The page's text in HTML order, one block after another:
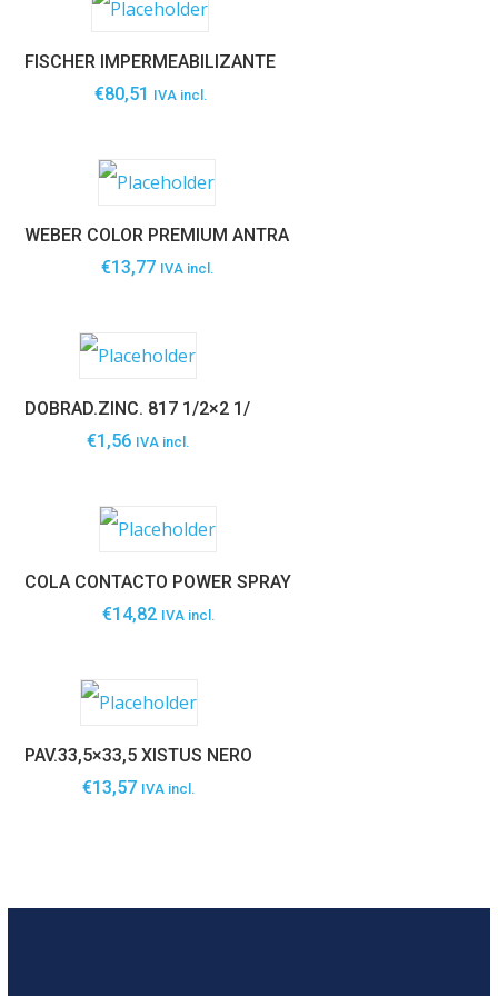
FISCHER IMPERMEABILIZANTE
€80,51 IVA incl.
WEBER COLOR PREMIUM ANTRA
€13,77 IVA incl.
DOBRAD.ZINC. 817 1/2×2 1/
€1,56 IVA incl.
COLA CONTACTO POWER SPRAY
€14,82 IVA incl.
PAV.33,5×33,5 XISTUS NERO
€13,57 IVA incl.